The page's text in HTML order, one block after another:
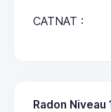
CATNAT :
Radon Niveau